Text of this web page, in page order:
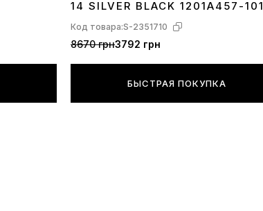
14 SILVER BLACK 1201A457-101
Код товара:S-2351710
8670 грн3792 грн
БЫСТРАЯ ПОКУПКА